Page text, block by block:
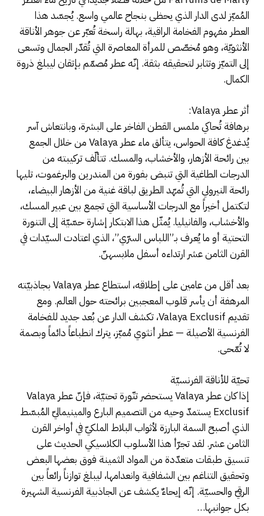
المُميّز لدى الدار الذي يحظى بنجاح عالمي واسع. يُجسّد هذا
العطر مفهوم الفخامة الراقية، بهالة راسخة تُعبّر عن جوهر الأناقة
الأنثويّة، وهو مُخصّص للمرأة المعاصرة التي تُقدّر الجمال وتسعى
إلى التميّز وتثابر لتحقيقه بثقة. إنّه عطر مُصمّم بإتقان ليبلغ ذروة
الكمال.
أثر عطر Valaya:
برهافة تُحاكي ملمس القطن الفاخر على البشرة، وبانتعاش آسر
يُدغدغ كافة الحواس، يتألق ماء عطر Valaya من خلال الجمع
بين رائحة الأزهار، والأخشاب، والمسك. تتألّف تركيبته من
الدرجات الطاغية التي تنبض بفورة من المندرين والبرغموت، تليها
رائحة النيرولي التي تُمهّد الطريق لباقة غنية من الأزهار البيضاء،
لتكتمل أخيراً مع الدرجات الأساسية التي تجمع بين عبير المسك،
والأخشاب، والفانيليا. يُمثّل هذا الابتكار إشارة حسّيّة إلى التنورة
التحتية أو ما يُعرف بـ”اللباس السرّي”، الذي اعتادت السيّدات في
القرن الثامن عشر ارتداءه أسفل ملابسهنّ.
بعد أقل من عامين على إطلاقه، استطاع عطر Valaya بجاذبيّته
المرهفة أن يأسر قلوب المعجبين برائحته حول العالم. ومع
تقديم Valaya Exclusif، تكشف الدار عن بُعد جديد للفخامة
الفرنسية الأصيلة — عطر أنثوي مُميّز، يترك انطباعاً دائماً وبصمة
لا تُمّحى.
تحيّة للأناقة الفرنسيّة
إذا كان عطر Valaya يستحضر تنّورة تحتيّة، فإنّ عطر Valaya
Exclusif يستمدّ وحيه من التصميم البارع والمينيماليّ المُبسّط
الذي أصبح السمة البارزة لأثواب البلاط الملكيّ في أواخر القرن
الثامن عشر. لقد تجرّأ هذا الأسلوب الكلاسيكي الحديث على
تنسيق طبقات متعدّدة من المواد الثمينة فوق بعضها البعض
وتحقيق التناغم بين الشفافية وانعدامها، ليبلغ توازناً رائعاً بين
الرقيّ والحسيّة. إنّه إيحاءٌ يكشف عن الجاذبية الفرنسية الشهيرة
بكل جوانبها…